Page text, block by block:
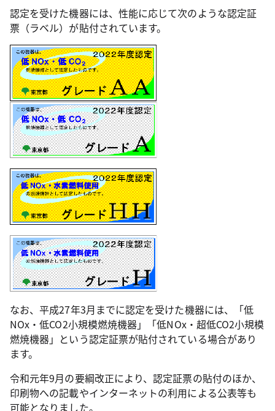
認定を受けた機器には、性能に応じて次のような認定証
票（ラベル）が貼付されています。
なお、平成27年3月までに認定を受けた機器には、「低
NOx・低CO2小規模燃焼機器」「低NOx・超低CO2小規模
燃焼機器」という認定証票が貼付されている場合があり
ます。
令和元年9月の要綱改正により、認定証票の貼付のほか、
印刷物への記載やインターネットの利用による公表等も
可能となりました。